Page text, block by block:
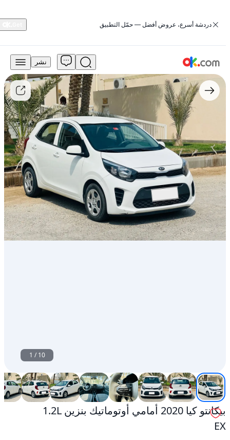
‏دردشة أسرع، عروض أفضل — حمّل التطبيق
20,000
درهم
للبيع
بيكانتو
أوتوماتيك
بنزين
1.2L
EX
مستعمل
نشر
1 /10
بيكانتو كيا 2020 أمامي أوتوماتيك بنزين 1.2L
EX